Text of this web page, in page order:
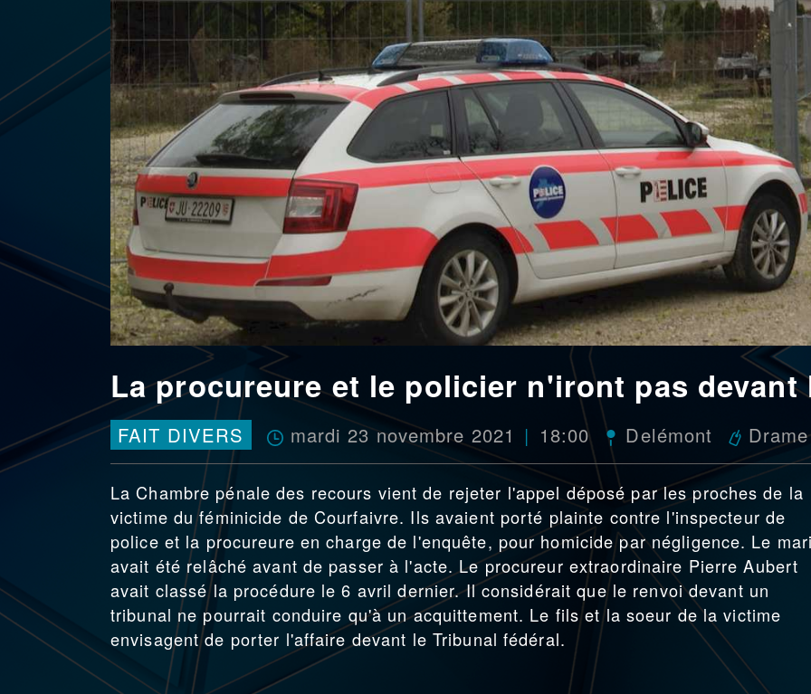
La procureure et le policier n'iront pas devant
FAIT DIVERS mardi 23 novembre 2021 18:00 Delémont Drame
La Chambre pénale des recours vient de rejeter l'appel déposé par les proches de la
victime du féminicide de Courfaivre. Ils avaient porté plainte contre l'inspecteur de
police et la procureure en charge de l'enquête, pour homicide par négligence. Le
avait été relâché avant de passer à l'acte. Le procureur extraordinaire Pierre Aubert
avait classé la procédure le 6 avril dernier. Il considérait que le renvoi devant un
tribunal ne pourrait conduire qu'à un acquittement. Le fils et la soeur de la victime
envisagent de porter l'affaire devant le Tribunal fédéral.